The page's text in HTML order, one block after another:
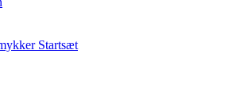
Startsæt